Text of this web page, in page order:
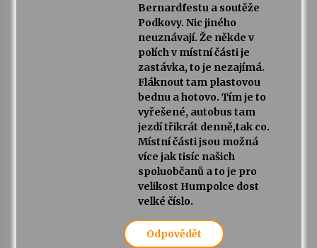
Bernardfestu a soutěže
Podkovy. Nic jiného
neuznávají. Že někde v
polích v místní části je
zastávka, to je nezajímá.
Fláknout tam plastovou
bednu a hotovo. Tím je to
vyřešené, autobus tam
jezdí třikrát denně,tak co.
Místní části jsou možná
více jak tisíc našich
spoluobčanů a to je pro
velikost Humpolce dost
velké číslo.
Odpovědět